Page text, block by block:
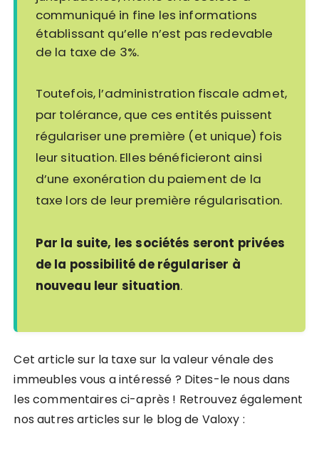
communiqué in fine les informations
établissant qu’elle n’est pas redevable
de la taxe de 3%.
Toutefois, l’administration fiscale admet,
par tolérance, que ces entités puissent
régulariser une première (et unique) fois
leur situation. Elles bénéficieront ainsi
d’une exonération du paiement de la
taxe lors de leur première régularisation.
Par la suite, les sociétés seront privées
de la possibilité de régulariser à
nouveau leur situation.
Cet article sur la taxe sur la valeur vénale des
immeubles vous a intéressé ? Dites-le nous dans
les commentaires ci-après ! Retrouvez également
nos autres articles sur le blog de Valoxy :